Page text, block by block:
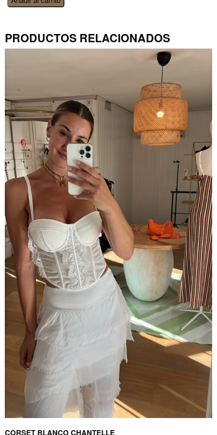
tango
blanco
cantidad
PRODUCTOS RELACIONADOS
CORSET BLANCO CHANTELLE